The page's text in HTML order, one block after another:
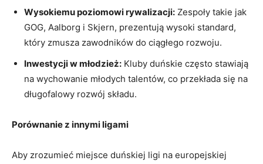
Wysokiemu poziomowi ⁤rywalizacji: Zespoły takie jak
GOG, Aalborg i Skjern, prezentują wysoki standard,
który zmusza ⁢zawodników do ciągłego rozwoju.
Inwestycji‌ w młodzież: Kluby⁤ duńskie często stawiają
na wychowanie młodych talentów, co przekłada się na
długofalowy rozwój składu.
Porównanie z innymi ligami
Aby zrozumieć⁢ miejsce duńskiej ligi ‍na europejskiej⁣